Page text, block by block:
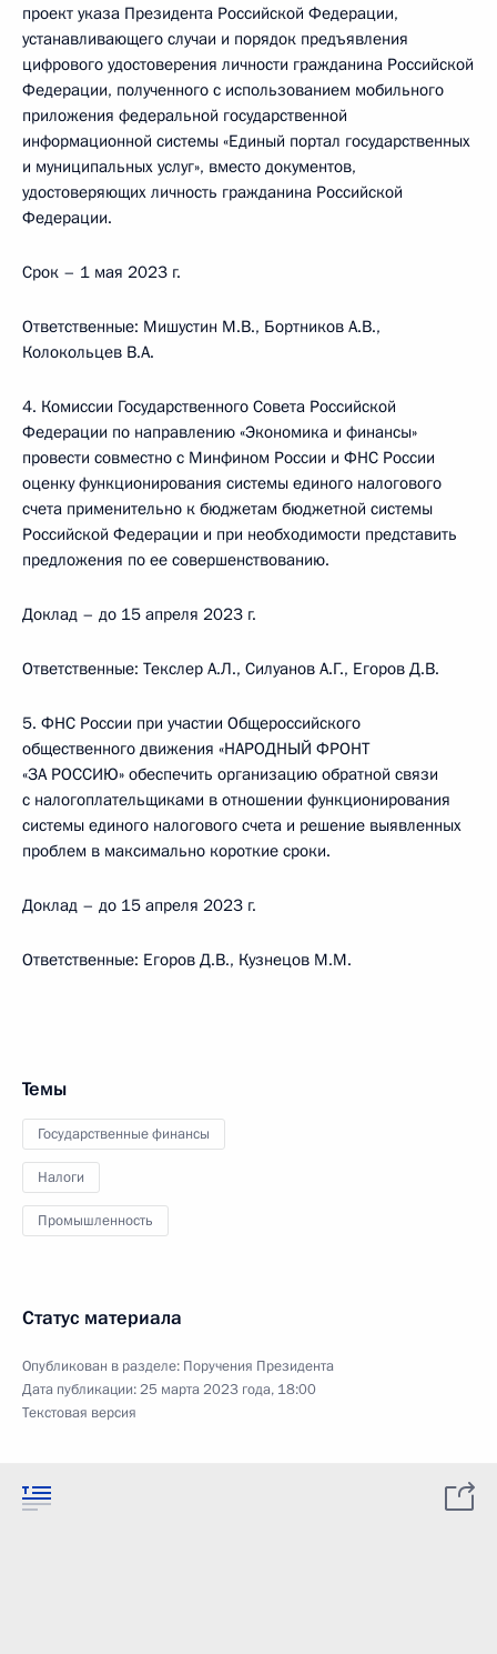
проект указа Президента Российской Федерации,
устанавливающего случаи и порядок предъявления
цифрового удостоверения личности гражданина Российской
Федерации, полученного с использованием мобильного
приложения федеральной государственной
информационной системы «Единый портал государственных
и муниципальных услуг», вместо документов,
удостоверяющих личность гражданина Российской
Федерации.
Срок – 1 мая 2023 г.
Ответственные: Мишустин М.В., Бортников А.В.,
Колокольцев В.А.
4. Комиссии Государственного Совета Российской
Федерации по направлению «Экономика и финансы»
провести совместно с Минфином России и ФНС России
оценку функционирования системы единого налогового
счета применительно к бюджетам бюджетной системы
Российской Федерации и при необходимости представить
предложения по ее совершенствованию.
Доклад – до 15 апреля 2023 г.
Ответственные: Текслер А.Л., Силуанов А.Г., Егоров Д.В.
5. ФНС России при участии Общероссийского
общественного движения «НАРОДНЫЙ ФРОНТ
«ЗА РОССИЮ» обеспечить организацию обратной связи
с налогоплательщиками в отношении функционирования
системы единого налогового счета и решение выявленных
проблем в максимально короткие сроки.
Доклад – до 15 апреля 2023 г.
Ответственные: Егоров Д.В., Кузнецов М.М.
Темы
Государственные финансы
Налоги
Промышленность
Статус материала
Опубликован в разделе: Поручения Президента
Дата публикации:25 марта 2023 года, 18:00
Текстовая версия